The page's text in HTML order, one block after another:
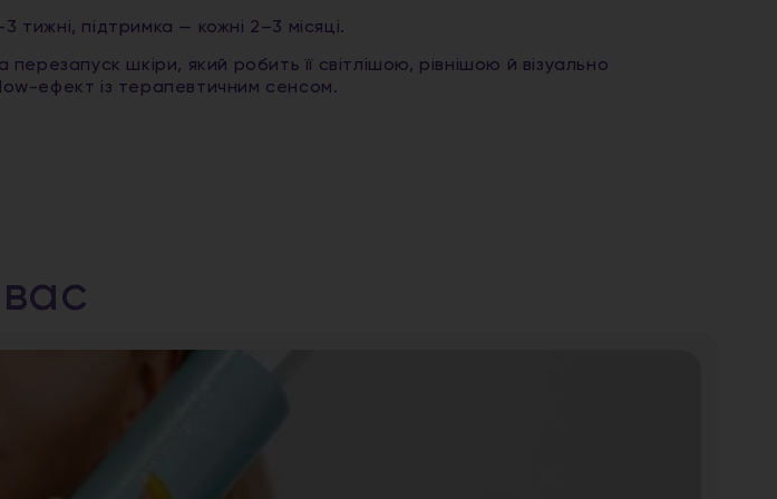
підтримка — кожні 2–3 місяці.
шкіри, який робить її світлішою, рівнішою й візуально
ефект із терапевтичним сенсом.